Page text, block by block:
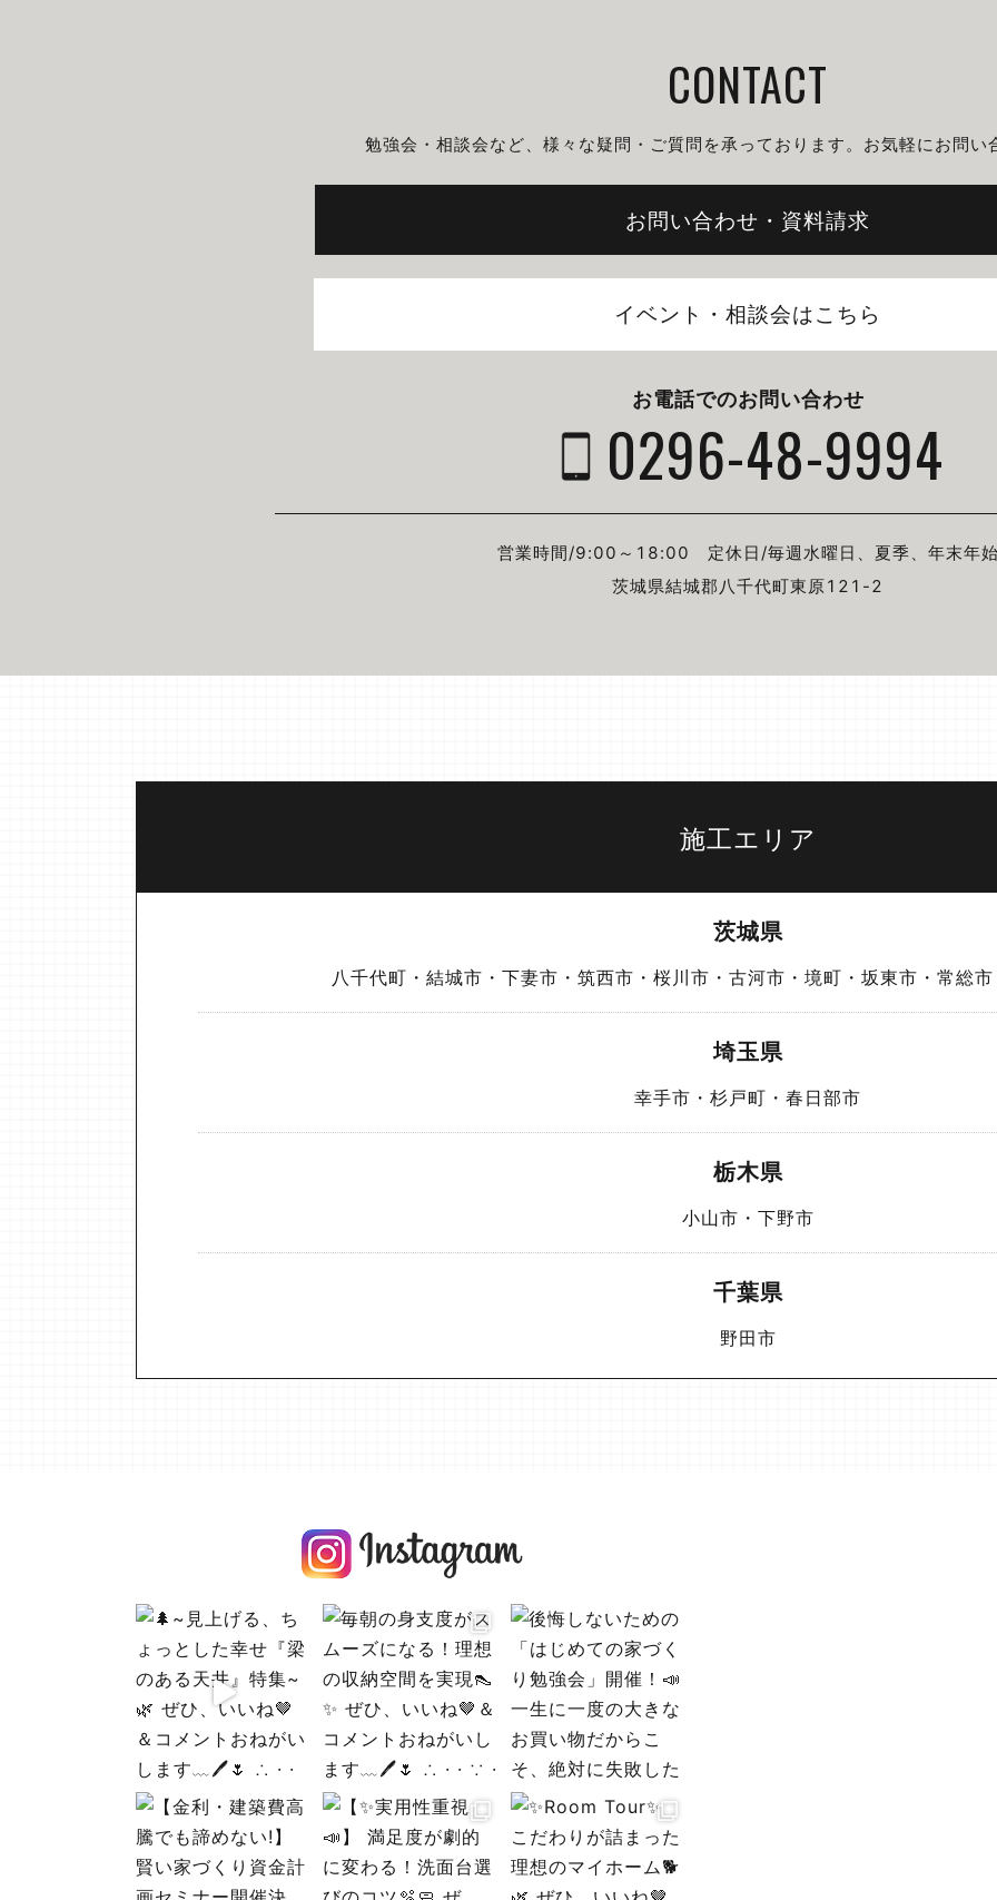
CONTACT
勉強会・相談会など、様々な疑問・ご質問を承っております。 お気軽にお問い
お問い合わせ・資料請求
イベント・相談会はこちら
お電話でのお問い合わせ
0296-48-9994
営業時間/9:00～18:00 定休日/毎週⽔曜⽇、夏季、年末年
茨城県結城郡⼋千代町東原121-2
施工エリア
茨城県
八千代町・結城市・下妻市・筑西市・桜川市・古河市・境町・坂東市・常総
埼玉県
幸手市・杉戸町・春日部市
栃木県
小山市・下野市
千葉県
野田市